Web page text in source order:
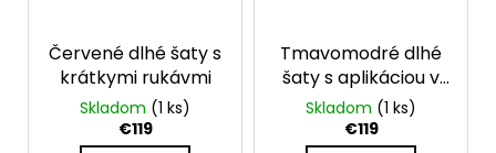
Červené dlhé šaty s
krátkymi rukávmi
Skladom (1 ks)
€119
Tmavomodré dlhé
šaty s aplikáciou v
páse
Skladom (1 ks)
€119